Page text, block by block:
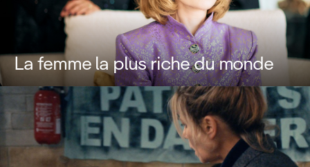
La femme la plus riche du monde